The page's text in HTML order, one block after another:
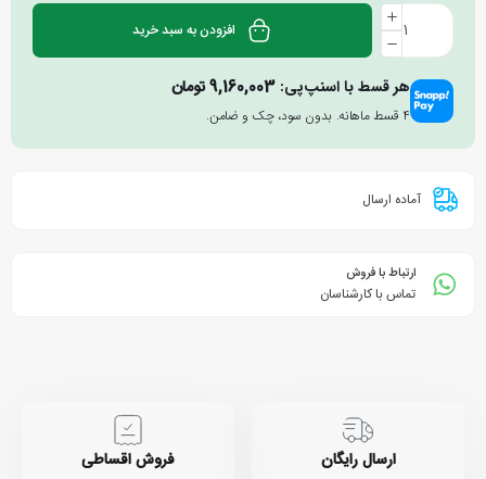
افزودن به سبد خرید
هر قسط با اسنپ‌پی: 9,160,003تومان
۴ قسط ماهانه. بدون سود، چک و ضامن.
آماده ارسال
ارتباط با فروش
تماس با کارشناسان
ارسال رایگان فروش اقساطی